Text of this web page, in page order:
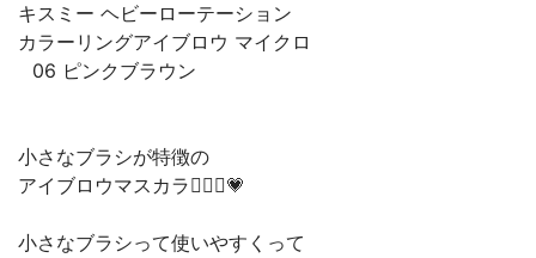
キスミー ヘビーローテーション
カラーリングアイブロウ マイクロ
⠀06 ピンクブラウン
小さなブラシが特徴の
アイブロウマスカラ🙋🏻‍♀️💗
小さなブラシって使いやすくって